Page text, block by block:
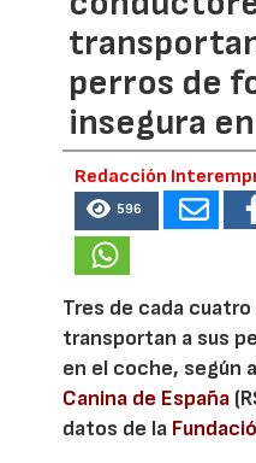
perros de
insegura
Redacción
596
Tres de cada
transportan a sus
en el coche, según
Canina de España
datos de la